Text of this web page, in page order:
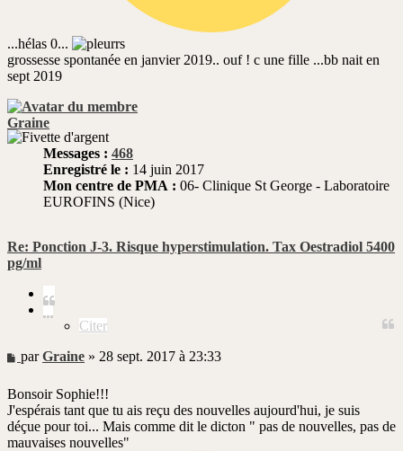
...hélas 0...
grossesse spontanée en janvier 2019.. ouf ! c une fille ...bb nait en
sept 2019
Graine
Messages : 468
Enregistré le : 14 juin 2017
Mon centre de PMA : 06- Clinique St George - Laboratoire
EUROFINS (Nice)
Re: Ponction J-3. Risque hyperstimulation. Tax Oestradiol 5400
pg/ml
Citer
Message
parGraine » 28 sept. 2017 à 23:33
Bonsoir Sophie!!!
J'espérais tant que tu ais reçu des nouvelles aujourd'hui, je suis
déçue pour toi... Mais comme dit le dicton " pas de nouvelles, pas de
mauvaises nouvelles"